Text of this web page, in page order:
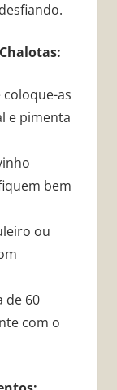
coloque-as
e pimenta
bem
ou
de 60
com o